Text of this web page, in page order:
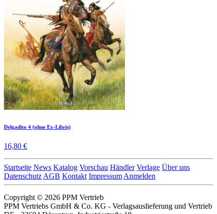
Delgadito 4 (ohne Ex-Libris)
16,80 €
Startseite News Katalog Vorschau Händler Verlage Über uns
Datenschutz AGB Kontakt Impressum Anmelden
Copyright © 2026 PPM Vertrieb
PPM Vertriebs GmbH & Co. KG - Verlagsauslieferung und Vertrieb